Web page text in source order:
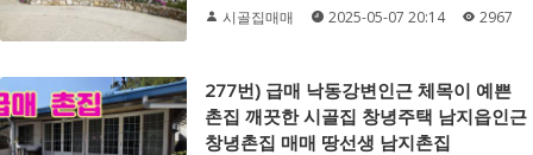
시골집매매 2025-05-07 20:14 2967
277번) 급매 낙동강변인근 체목이 예쁜
촌집 깨끗한 시골집 창녕주택 남지읍인근
창녕촌집 매매 땅선생 남지촌집